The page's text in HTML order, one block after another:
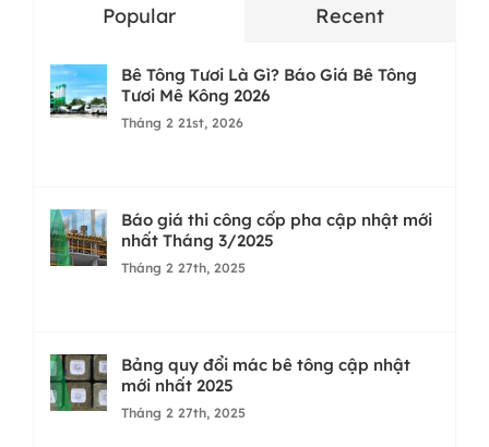
Popular Recent
Bê Tông Tươi Là Gì? Báo Giá Bê Tông
Tươi Mê Kông 2026
Tháng 2 21st, 2026
Báo giá thi công cốp pha cập nhật mới
nhất Tháng 3/2025
Tháng 2 27th, 2025
Bảng quy đổi mác bê tông cập nhật
mới nhất 2025
Tháng 2 27th, 2025